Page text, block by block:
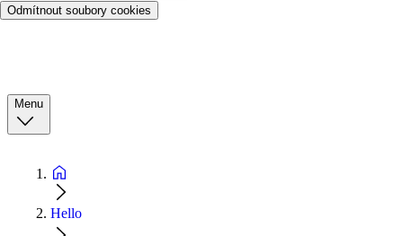
Odmítnout soubory cookies
Menu
Hello